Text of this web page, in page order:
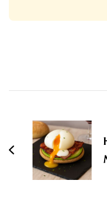
entradas